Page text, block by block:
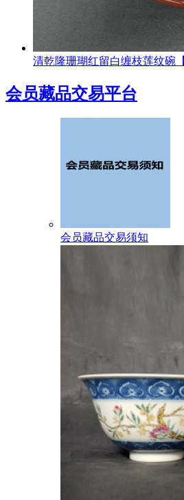
清乾隆珊瑚红留白缠枝莲纹碗
会员藏品交易平台
会员藏品交易须知